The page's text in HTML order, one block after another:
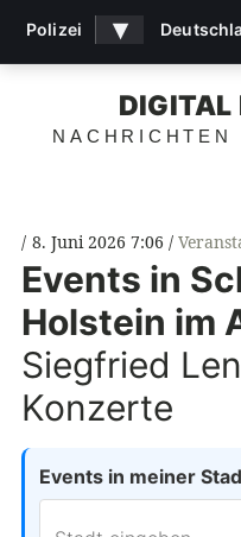
DIGITAL
NACHRICHTEN
8. Juni 2026 7:06
Events in
Holstein im
Siegfried
Konzerte
Events in meiner
Polizei ▾